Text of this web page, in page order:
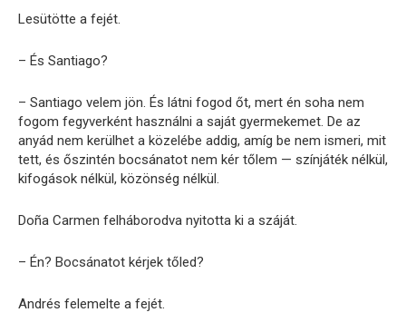
Lesütötte a fejét.
– És Santiago?
– Santiago velem jön. És látni fogod őt, mert én soha nem
fogom fegyverként használni a saját gyermekemet. De az
anyád nem kerülhet a közelébe addig, amíg be nem ismeri, mit
tett, és őszintén bocsánatot nem kér tőlem — színjáték nélkül,
kifogások nélkül, közönség nélkül.
Doña Carmen felháborodva nyitotta ki a száját.
– Én? Bocsánatot kérjek tőled?
Andrés felemelte a fejét.